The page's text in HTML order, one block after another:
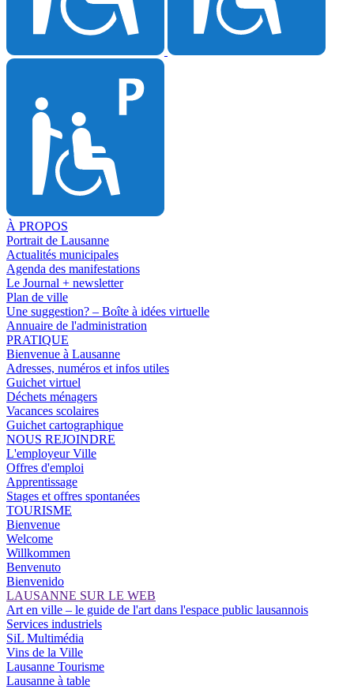
À PROPOS
Portrait de Lausanne
Actualités municipales
Agenda des manifestations
Le Journal + newsletter
Plan de ville
Une suggestion? – Boîte à idées virtuelle
Annuaire de l'administration
PRATIQUE
Bienvenue à Lausanne
Adresses, numéros et infos utiles
Guichet virtuel
Déchets ménagers
Vacances scolaires
Guichet cartographique
NOUS REJOINDRE
L'employeur Ville
Offres d'emploi
Apprentissage
Stages et offres spontanées
TOURISME
Bienvenue
Welcome
Willkommen
Benvenuto
Bienvenido
LAUSANNE SUR LE WEB
Art en ville – le guide de l'art dans l'espace public lausannois
Services industriels
SiL Multimédia
Vins de la Ville
Lausanne Tourisme
Lausanne à table